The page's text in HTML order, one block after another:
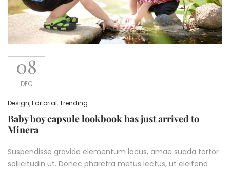
08
DEC
Design,Editorial,Trending
Baby boy capsule lookbook has just arrived to
Minera
Suspendisse gravida elementum lacus, amae suada tortor
sollicitudin ut. Donec pharetra metus lectus, ut eleifend